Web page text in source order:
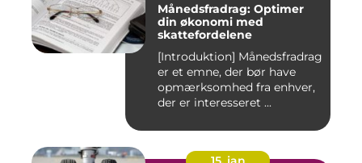
Månedsfradrag: Optimer
din økonomi med
skattefordelene
[Introduktion] Månedsfradrag
er et emne, der bør have
opmærksomhed fra enhver,
der er interesseret ...